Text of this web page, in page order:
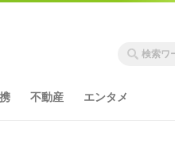
不動産 エンタメ